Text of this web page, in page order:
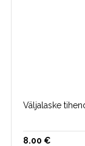
Väljalaske
8.00 €